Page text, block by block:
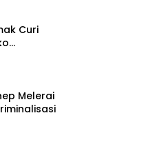
Curi
CCTV
Melerai